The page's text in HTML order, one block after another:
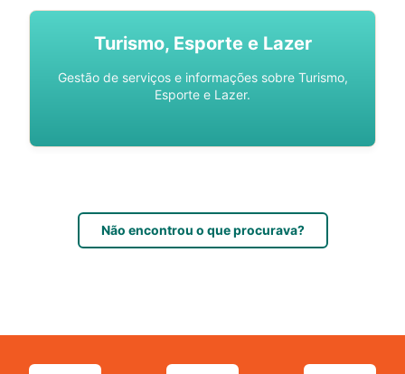
Turismo, Esporte e Lazer
Gestão de serviços e informações sobre Turismo,
Esporte e Lazer.
Não encontrou o que procurava?